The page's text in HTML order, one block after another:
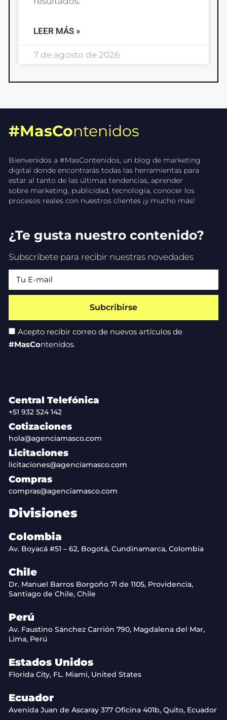
LEER MÁS »
7 de agosto de 2026
#MasContenidos
Bienvenidos a #MasContenidos, un blog de marketing
digital donde encontrarás todas las herramientas para
estar al tanto de las últimas tendencias, aprender
sobre marketing, publicidad, tecnología, conocer los
procesos reales con nuestros clientes ¡y mucho más!
¿Te gusta nuestro contenido?
Subscríbete para recibir nuestras novedades
Acepto recibir correo de nuevos artículos de
#MasContenidos.
Subcribirse
Central Telefónica
+51 932 524 142
Cotizaciones
hola@agenciamasco.com
Licitaciones
licitaciones@agenciamasco.com
Compras
compras@agenciamasco.com
Divisiones
Colombia
Av. Boyacá #51 – 62, Bogotá, Cundinamarca, Colombia
Chile
Dr. Manuel Barros Borgoño 71 de 1105, Providencia,
Santiago de Chile, Chile
Perú
Av. Faustino Sánchez Carrión 790, Magdalena del Mar,
Lima, Perú
Estados Unidos
Florida City, FL. Miami, United States
Ecuador
Avenida Juan de Ascaray 377 Oficina 401b, Quito, Ecuador